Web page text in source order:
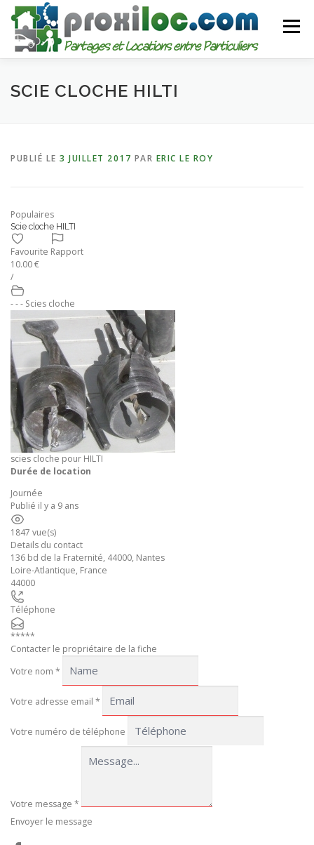
Aller
contenu
Menu
CATEGORIES AJOUTER UNE ANNONCE
SCIE CLOCHE HILTI
PUBLIÉ LE 3 JUILLET 2017 PAR ERIC LE ROY
Populaires
Scie cloche HILTI
Favourite Rapport
10.00 €
/
- - - Scies cloche
scies cloche pour HILTI
Durée de location
Journée
Publié il y a 9 ans
1847 vue(s)
Details du contact
136 bd de la Fraternité, 44000, Nantes
Loire-Atlantique, France
44000
Téléphone
*****
Contacter le propriétaire de la fiche
Votre nom *
Votre adresse email *
Votre numéro de téléphone
Votre message *
Envoyer le message